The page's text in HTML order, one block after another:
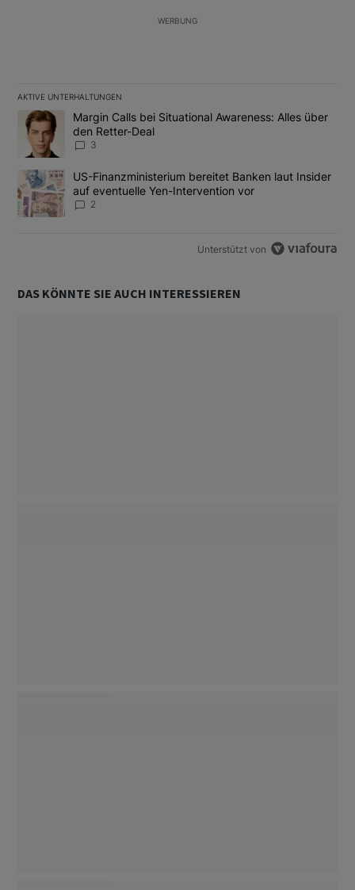
WERBUNG
AKTIVE UNTERHALTUNGEN
Das Folgende ist eine Liste der am meisten kommentierten
Ein Trendartikel mit dem Titel "Margin Calls bei Situational
Margin Calls bei Situational Awareness: Alles über
den Retter-Deal
3
Ein Trendartikel mit dem Titel "US-Finanzministerium bereitet
US-Finanzministerium bereitet Banken laut Insider
auf eventuelle Yen-Intervention vor
2
Unterstützt von
DAS KÖNNTE SIE AUCH INTERESSIEREN